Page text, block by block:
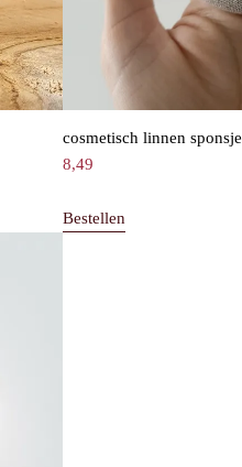
cosmetisch linnen sponsje
8,49
Bestellen